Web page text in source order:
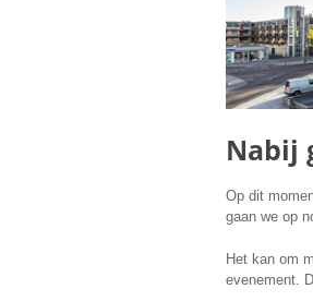
Nabij
Op dit
gaan we op
Het kan om
evenement.